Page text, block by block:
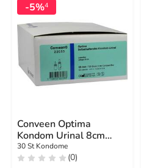
-5%4
Conveen Optima
Kondom Urinal 8cm
35mm
30 St Kondome
(0)